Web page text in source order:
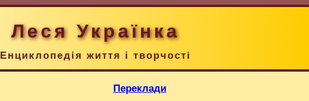
Леся Українка
Енциклопедія життя і творчості
Переклади